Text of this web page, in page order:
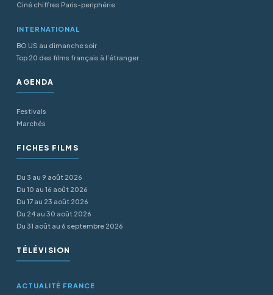
Ciné chiffres Paris-periphérie
INTERNATIONAL
BO US au dimanche soir
Top 20 des films français à l’étranger
AGENDA
Festivals
Marchés
FICHES FILMS
Du 3 au 9 août 2026
Du 10 au 16 août 2026
Du 17 au 23 août 2026
Du 24 au 30 août 2026
Du 31 août au 6 septembre 2026
TÉLÉVISION
ACTUALITÉ FRANCE